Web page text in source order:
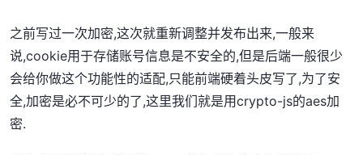
之前写过一次加密,这次就重新调整并发布出来,一般来
说,cookie用于存储账号信息是不安全的,但是后端一般很少
会给你做这个功能性的适配,只能前端硬着头皮写了,为了安
全,加密是必不可少的了,这里我们就是用crypto-js的aes加
密.